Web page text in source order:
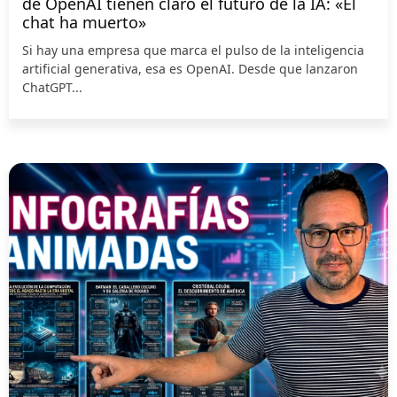
chat ha muerto»
Si hay una empresa que marca el pulso de la inteligencia
artificial generativa, esa es OpenAI. Desde que lanzaron
ChatGPT...